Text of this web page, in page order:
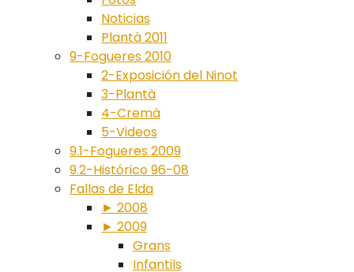
Noticias
Plantà 2011
9-Fogueres 2010
2-Exposición del Ninot
3-Plantà
4-Cremà
5-Videos
9.1-Fogueres 2009
9.2-Histórico 96-08
Fallas de Elda
► 2008
► 2009
Grans
Infantils